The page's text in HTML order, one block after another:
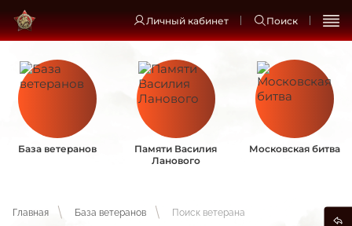
Личный кабинет Поиск
База ветеранов
Памяти Василия
Ланового
Московская битва
Главная База ветеранов Поиск ветерана